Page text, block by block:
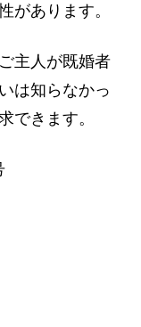
があります。
主人が既婚者
は知らなかっ
できます。